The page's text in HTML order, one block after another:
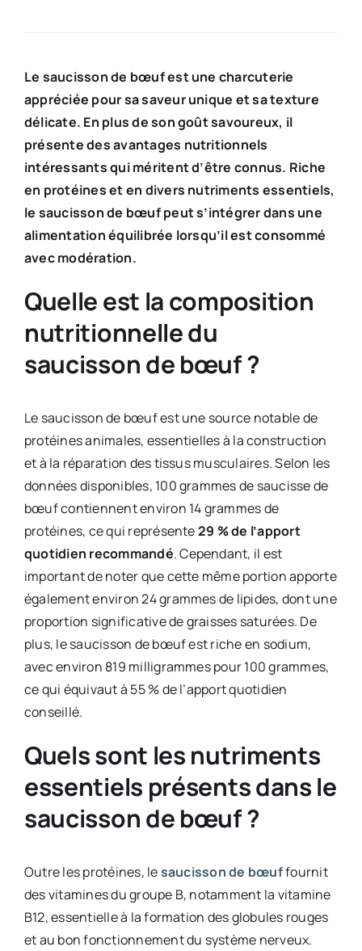
Le saucisson de bœuf est une charcuterie
appréciée pour sa saveur unique et sa texture
délicate. En plus de son goût savoureux, il
présente des avantages nutritionnels
intéressants qui méritent d’être connus. Riche
en protéines et en divers nutriments essentiels,
le saucisson de bœuf peut s’intégrer dans une
alimentation équilibrée lorsqu’il est consommé
avec modération.​
Quelle est la composition
nutritionnelle du
saucisson de bœuf ?
Le saucisson de bœuf est une source notable de
protéines animales, essentielles à la construction
et à la réparation des tissus musculaires. Selon les
données disponibles, 100 grammes de saucisse de
bœuf contiennent environ 14 grammes de
protéines, ce qui représente29 % de l’apport
quotidien recommandé. Cependant, il est
important de noter que cette même portion apporte
également environ 24 grammes de lipides, dont une
proportion significative de graisses saturées. De
plus, le saucisson de bœuf est riche en sodium,
avec environ 819 milligrammes pour 100 grammes,
ce qui équivaut à 55 % de l’apport quotidien
conseillé. ​
Quels sont les nutriments
essentiels présents dans le
saucisson de bœuf ?
Outre les protéines, lesaucisson de bœuffournit
des vitamines du groupe B, notamment la vitamine
B12, essentielle à la formation des globules rouges
et au bon fonctionnement du système nerveux.